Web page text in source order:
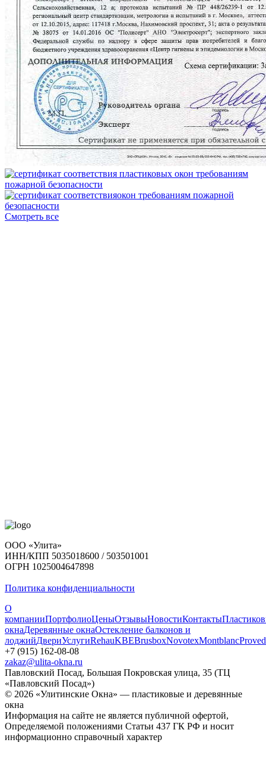
Смотреть все
ООО «Улита»
ИНН/КПП 5035018600 / 503501001
ОГРН 1025004647898
Политика конфиденциальности
О
компанииПортфолиоЦеныОтзывыНовостиКонтакты
окнаДеревянные окнаОстекление балконов и
лоджийДвериУслугиRehauKBEBrusboxNovotexMontblanc
+7 (915) 162-08-08
zakaz@ulita-okna.ru
Павловский Посад, Большая Покровская улица, 35 (ТЦ
«Павловский Посад»)
© 2026 «Улитинские Окна» — пластиковые и деревянные
окна
Информация на сайте не является публичной офертой,
Определяемой положениями Статьи 437 ГК РФ и носит
информационно справочный характер